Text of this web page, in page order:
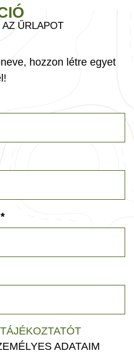
ŰRLAPOT
hozzon létre egyet
*
ADATAIM